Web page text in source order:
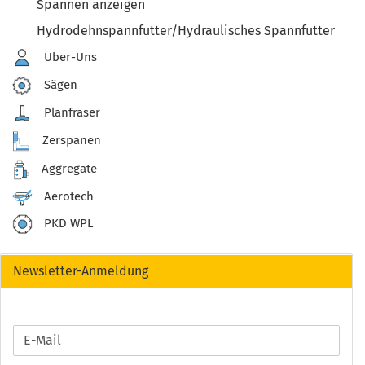
Spannen anzeigen
Hydrodehnspannfutter/Hydraulisches Spannfutter
Über-Uns
Sägen
Planfräser
Zerspanen
Aggregate
Aerotech
PKD WPL
Newsletter-Anmeldung
WEITER
E-
Mail